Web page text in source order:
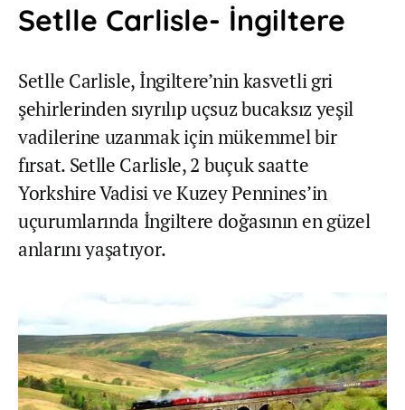
Setlle Carlisle- İngiltere
Setlle Carlisle, İngiltere’nin kasvetli gri
şehirlerinden sıyrılıp uçsuz bucaksız yeşil
vadilerine uzanmak için mükemmel bir
fırsat. Setlle Carlisle, 2 buçuk saatte
Yorkshire Vadisi ve Kuzey Pennines’in
uçurumlarında İngiltere doğasının en güzel
anlarını yaşatıyor.